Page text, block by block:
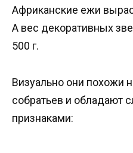
Африканские ежи
А вес декоративных
500 г.
Визуально они похожи
собратьев и обладают
признаками: